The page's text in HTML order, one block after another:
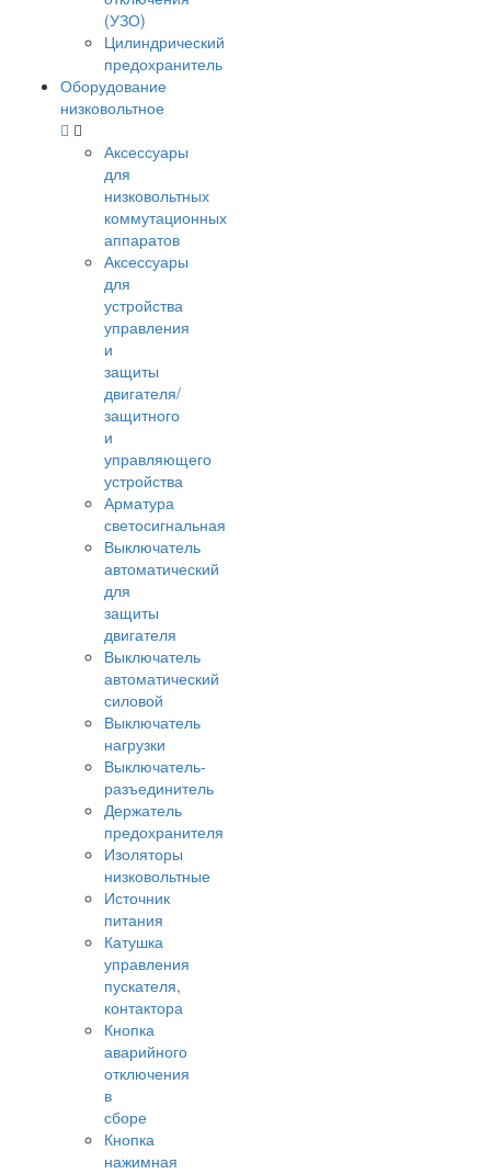
(УЗО)
Цилиндрический
предохранитель
Оборудование
низковольтное
Аксессуары
для
низковольтных
коммутационных
аппаратов
Аксессуары
для
устройства
управления
и
защиты
двигателя/
защитного
и
управляющего
устройства
Арматура
светосигнальная
Выключатель
автоматический
для
защиты
двигателя
Выключатель
автоматический
силовой
Выключатель
нагрузки
Выключатель-
разъединитель
Держатель
предохранителя
Изоляторы
низковольтные
Источник
питания
Катушка
управления
пускателя,
контактора
Кнопка
аварийного
отключения
в
сборе
Кнопка
нажимная